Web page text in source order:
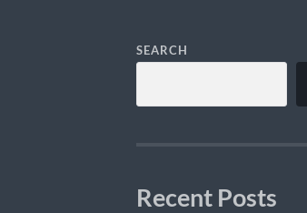
SEARCH
Recent Posts